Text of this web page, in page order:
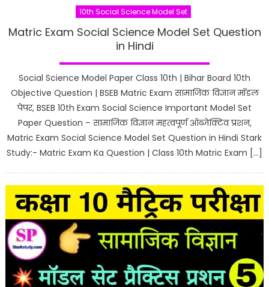
10th Social Science Model Set
Matric Exam Social Science Model Set Question
in Hindi
Social Science Model Paper Class 10th | Bihar Board 10th
Objective Question | BSEB Matric Exam सामाजिक विज्ञान मॉडल
पेपर, BSEB 10th Exam Social Science Important Model Set
Paper Question – सामाजिक विज्ञान महत्वपूर्ण ऑब्जेक्टिव प्रशन,
Matric Exam Social Science Model Set Question in Hindi Stark
Study:- Matric Exam Ka Question | Class 10th Matric Exam […]